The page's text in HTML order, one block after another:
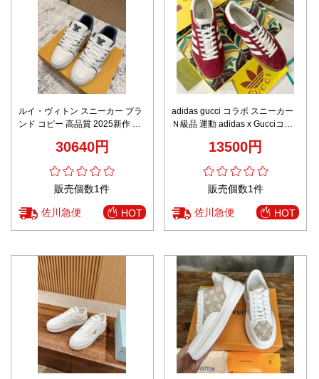
ルイ・ヴィトン スニーカー ブラ
ンド コピー 高品質 2025新作 ホ
安心サイト 人気モデル
30640円
販売個数1件
佐川急便 HOT
adidas gucci コラボ スニーカー
Ｎ級品 運動 adidas x Gucciコラ
ジュアル 通学 レッド
13500円
販売個数1件
佐川急便 HOT